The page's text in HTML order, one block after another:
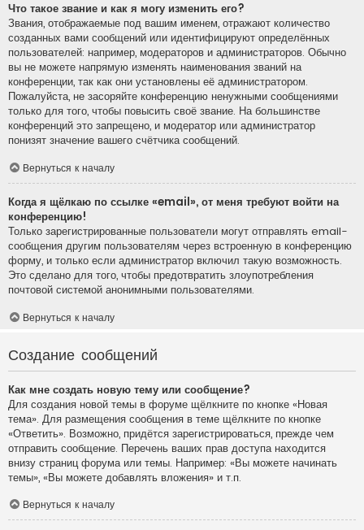
Что такое звание и как я могу изменить его?
Звания, отображаемые под вашим именем, отражают количество
созданных вами сообщений или идентифицируют определённых
пользователей: например, модераторов и администраторов. Обычно
вы не можете напрямую изменять наименования званий на
конференции, так как они установлены её администратором.
Пожалуйста, не засоряйте конференцию ненужными сообщениями
только для того, чтобы повысить своё звание. На большинстве
конференций это запрещено, и модератор или администратор
понизят значение вашего счётчика сообщений.
Вернуться к началу
Когда я щёлкаю по ссылке «email», от меня требуют войти на
конференцию!
Только зарегистрированные пользователи могут отправлять email-
сообщения другим пользователям через встроенную в конференцию
форму, и только если администратор включил такую возможность.
Это сделано для того, чтобы предотвратить злоупотребления
почтовой системой анонимными пользователями.
Вернуться к началу
Создание сообщений
Как мне создать новую тему или сообщение?
Для создания новой темы в форуме щёлкните по кнопке «Новая
тема». Для размещения сообщения в теме щёлкните по кнопке
«Ответить». Возможно, придётся зарегистрироваться, прежде чем
отправить сообщение. Перечень ваших прав доступа находится
внизу страниц форума или темы. Например: «Вы можете начинать
темы», «Вы можете добавлять вложения» и т.п.
Вернуться к началу